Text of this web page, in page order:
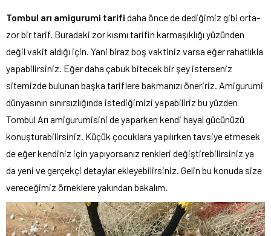
Tombul arı amigurumi tarifi daha önce de dediğimiz gibi orta-
zor bir tarif. Buradaki zor kısmı tarifin karmaşıklığı yüzünden
değil vakit aldığı için. Yani biraz boş vaktiniz varsa eğer rahatlıkla
yapabilirsiniz. Eğer daha çabuk bitecek bir şey isterseniz
sitemizde bulunan başka tariflere bakmanızı öneririz. Amigurumi
dünyasının sınırsızlığında istediğimizi yapabiliriz bu yüzden
Tombul Arı amigurumisini de yaparken kendi hayal gücünüzü
konuşturabilirsiniz. Küçük çocuklara yapılırken tavsiye etmesek
de eğer kendiniz için yapıyorsanız renkleri değiştirebilirsiniz ya
da yeni ve gerçekçi detaylar ekleyebilirsiniz. Gelin bu konuda size
vereceğimiz örneklere yakından bakalım.